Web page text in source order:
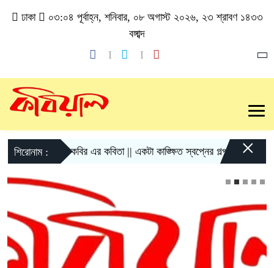
ঢাকা
০৩:০৪ পূর্বাহ্ন, শনিবার, ০৮ অগাস্ট ২০২৬, ২৩ শ্রাবণ ১৪৩৩
বঙ্গাব্দ
শিরোনাম :
গোলাম কবির এর কবিতা || একটা কাঙ্ক্ষিত স্বপ্নের গল্প রীতি×
শুক্রবার, ৩ অক্টোবর, ২০২৫